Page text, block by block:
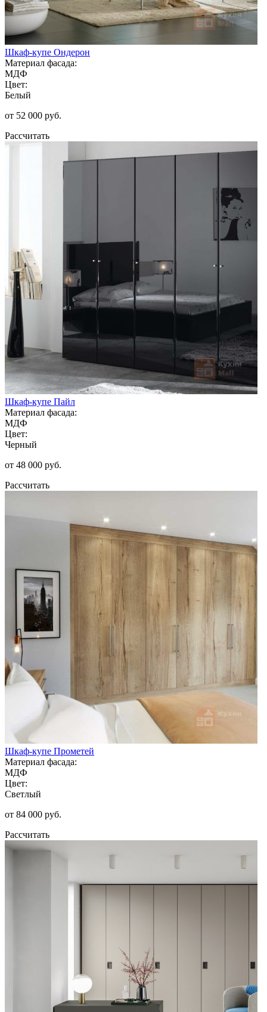
Шкаф-купе Ондерон
Материал фасада:
МДФ
Цвет:
Белый
от 52 000 руб.
Рассчитать
Шкаф-купе Пайл
Материал фасада:
МДФ
Цвет:
Черный
от 48 000 руб.
Рассчитать
Шкаф-купе Прометей
Материал фасада:
МДФ
Цвет:
Светлый
от 84 000 руб.
Рассчитать